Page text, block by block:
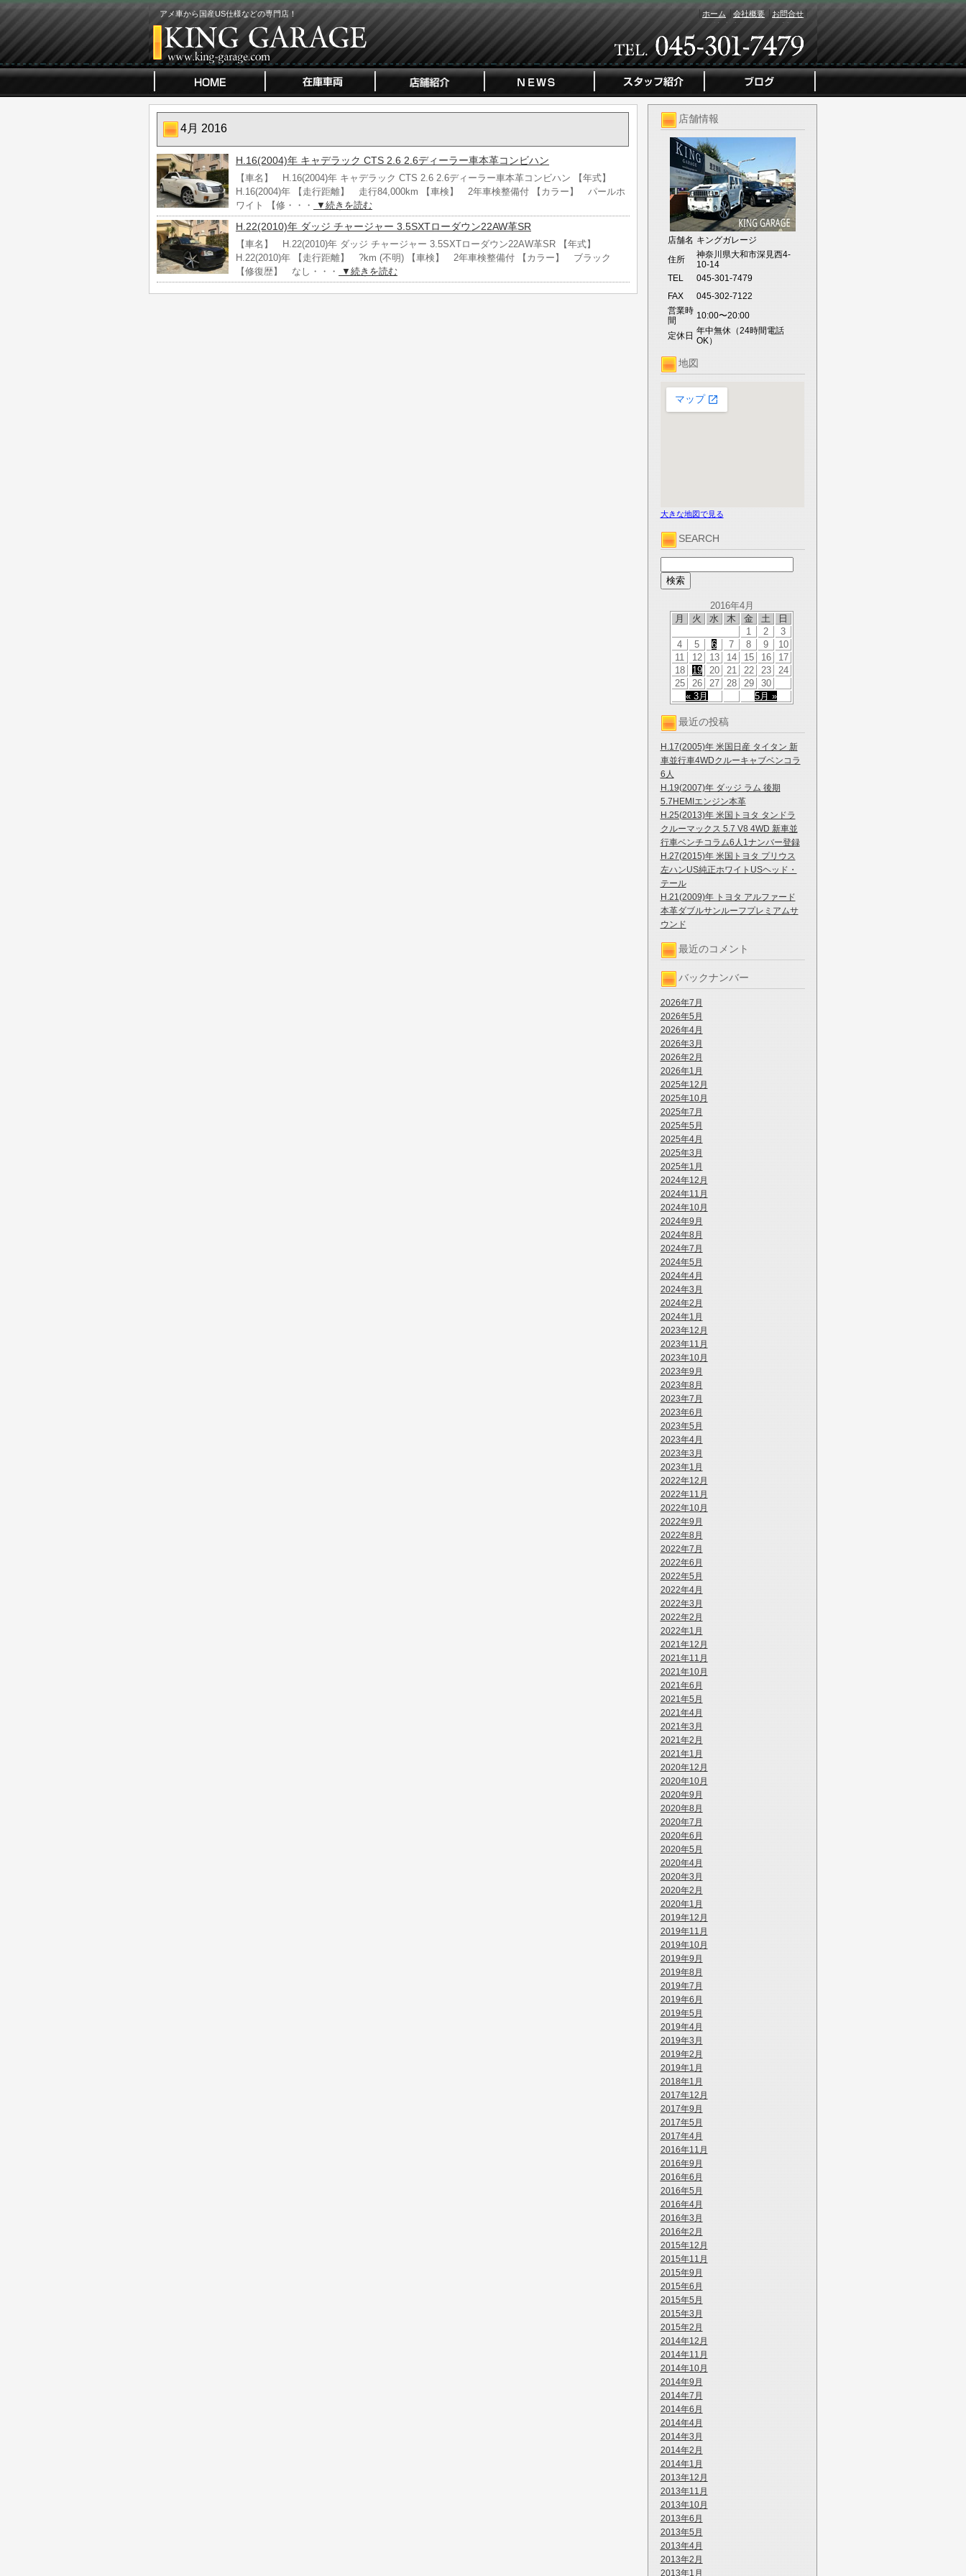
アメ車から国産US仕様などの専門店！ ホーム 会社概要 お問合せ
4月 2016
H.16(2004)年 キャデラック CTS 2.6 2.6ディーラー車本革コンビハン
【車名】 H.16(2004)年 キャデラック CTS 2.6 2.6ディーラー車本革コンビハン 【年式】
H.16(2004)年 【走行距離】 走行84,000km 【車検】 2年車検整備付 【カラー】 パールホ
ワイト 【修・・・
▼続きを読む
H.22(2010)年 ダッジ チャージャー 3.5SXTローダウン22AW革SR
【車名】 H.22(2010)年 ダッジ チャージャー 3.5SXTローダウン22AW革SR 【年式】
H.22(2010)年 【走行距離】 ?km (不明) 【車検】 2年車検整備付 【カラー】 ブラック
【修復歴】 なし・・・
▼続きを読む
店舗情報
店舗名 キングガレージ
住所
神奈川県大和市深見西4-
10-14
TEL
045-301-7479
FAX
045-302-7122
営業時
間
10:00〜20:00
定休日 年中無休（24時間電話
OK）
地図
大きな地図で見る
SEARCH
2016年4月
月
火 水 木 金 土 日
« 3月 5月 »
1 2
3
4
5 6 7 8 9
10
11
12 13 14 15 16
17
18
19 20 21 22 23
24
25
26 27 28 29 30
最近の投稿
H.17(2005)年 米国日産 タイタン 新
車並行車4WDクルーキャブベンコラ
6人
H.19(2007)年 ダッジ ラム 後期
5.7HEMIエンジン本革
H.25(2013)年 米国トヨタ タンドラ
クルーマックス 5.7 V8 4WD 新車並
行車ベンチコラム6人1ナンバー登録
H.27(2015)年 米国トヨタ プリウス
左ハンUS純正ホワイトUSヘッド・
テール
H.21(2009)年 トヨタ アルファード
本革ダブルサンルーフプレミアムサ
ウンド
最近のコメント
バックナンバー
2026年7月
2026年5月
2026年4月
2026年3月
2026年2月
2026年1月
2025年12月
2025年10月
2025年7月
2025年5月
2025年4月
2025年3月
2025年1月
2024年12月
2024年11月
2024年10月
2024年9月
2024年8月
2024年7月
2024年5月
2024年4月
2024年3月
2024年2月
2024年1月
2023年12月
2023年11月
2023年10月
2023年9月
2023年8月
2023年7月
2023年6月
2023年5月
2023年4月
2023年3月
2023年1月
2022年12月
2022年11月
2022年10月
2022年9月
2022年8月
2022年7月
2022年6月
2022年5月
2022年4月
2022年3月
2022年2月
2022年1月
2021年12月
2021年11月
2021年10月
2021年6月
2021年5月
2021年4月
2021年3月
2021年2月
2021年1月
2020年12月
2020年10月
2020年9月
2020年8月
2020年7月
2020年6月
2020年5月
2020年4月
2020年3月
2020年2月
2020年1月
2019年12月
2019年11月
2019年10月
2019年9月
2019年8月
2019年7月
2019年6月
2019年5月
2019年4月
2019年3月
2019年2月
2019年1月
2018年1月
2017年12月
2017年9月
2017年5月
2017年4月
2016年11月
2016年9月
2016年6月
2016年5月
2016年4月
2016年3月
2016年2月
2015年12月
2015年11月
2015年9月
2015年6月
2015年5月
2015年3月
2015年2月
2014年12月
2014年11月
2014年10月
2014年9月
2014年7月
2014年6月
2014年4月
2014年3月
2014年2月
2014年1月
2013年12月
2013年11月
2013年10月
2013年6月
2013年5月
2013年4月
2013年2月
2013年1月